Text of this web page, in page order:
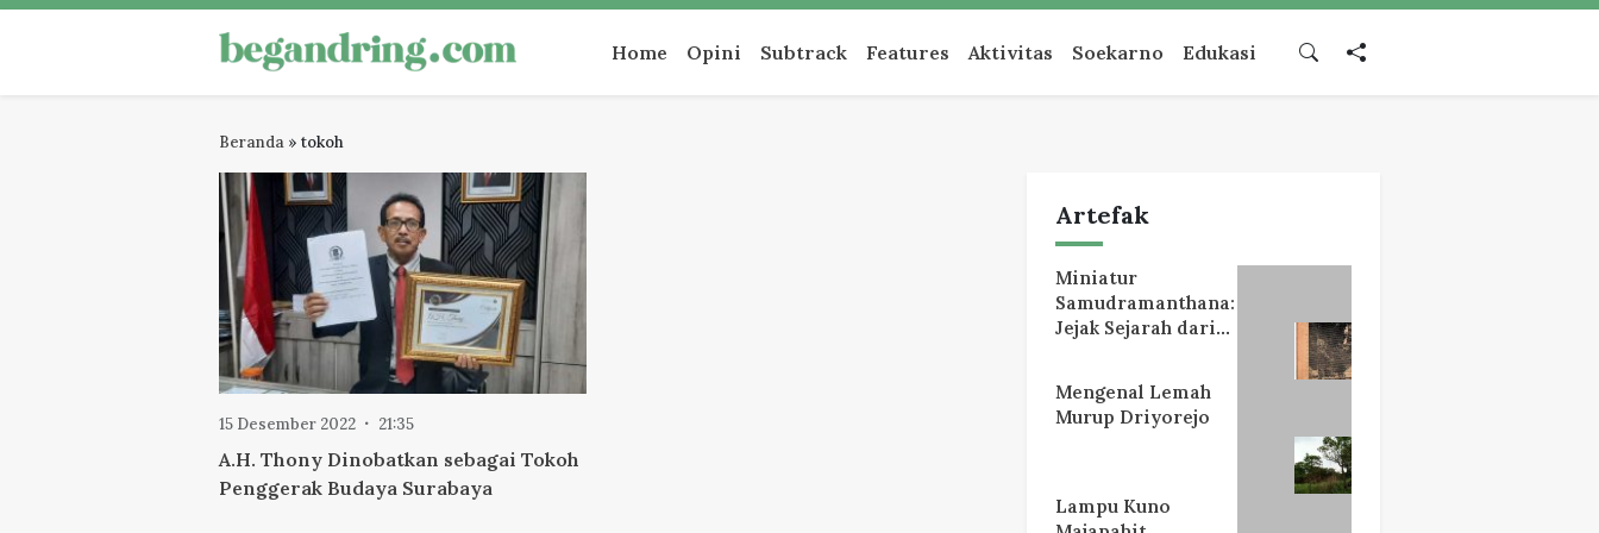
Skip
Begandring
Menjaga ingatan untuk masa depan Home Opini Subtrack Features Aktivitas Soekarno Edukasi
Beranda » tokoh
15 Desember 2022 21:35
A.H. Thony Dinobatkan sebagai Tokoh
Penggerak Budaya Surabaya
Artefak
Miniatur
Samudramanthana:
Jejak Sejarah dari
Mengenal Lemah
Murup Driyorejo
Lampu Kuno